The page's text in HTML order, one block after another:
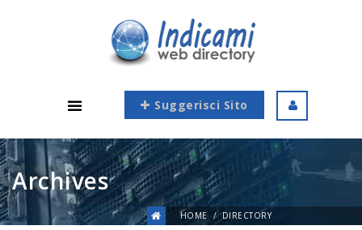
Suggerisci Sito
Archives
HOME DIRECTORY